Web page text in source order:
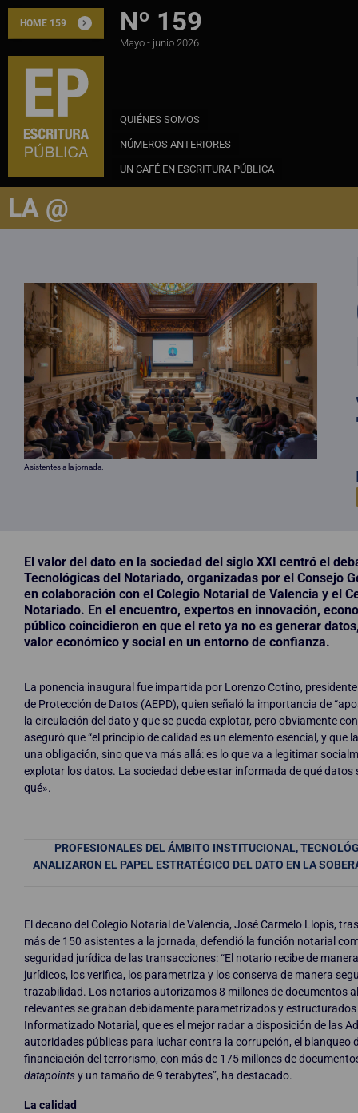
HOME 159 Nº 159
Mayo - junio 2026
QUIÉNES SOMOS
NÚMEROS ANTERIORES
UN CAFÉ EN ESCRITURA PÚBLICA
LA @
Asistentes a la jornada.
El valor del dato en la sociedad del siglo XXI centró el
Tecnológicas del Notariado, organizadas por el Consejo
en colaboración con el Colegio Notarial de Valencia y el
Notariado. En el encuentro, expertos en innovación,
público coincidieron en que el reto ya no es generar
valor económico y social en un entorno de confianza.
La ponencia inaugural fue impartida por Lorenzo Cotino,
de Protección de Datos (AEPD), quien señaló la importancia de
la circulación del dato y que se pueda explotar, pero obviamente
aseguró que “el principio de calidad es un elemento esencial, y que
una obligación, sino que va más allá: es lo que va a legitimar
explotar los datos. La sociedad debe estar informada de qué datos
qué».
PROFESIONALES DEL ÁMBITO INSTITUCIONAL,
ANALIZARON EL PAPEL ESTRATÉGICO DEL DATO EN LA
El decano del Colegio Notarial de Valencia, José Carmelo Llopis,
más de 150 asistentes a la jornada, defendió la función notarial
seguridad jurídica de las transacciones: “El notario recibe de
jurídicos, los verifica, los parametriza y los conserva de manera
trazabilidad. Los notarios autorizamos 8 millones de documentos
relevantes se graban debidamente parametrizados y estructurados
Informatizado Notarial, que es el mejor radar a disposición de las
autoridades públicas para luchar contra la corrupción, el blanqueo
financiación del terrorismo, con más de 175 millones de
datapointsy un tamaño de 9 terabytes”, ha destacado.
La calidad